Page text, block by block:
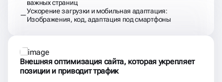
важных страниц
Ускорение загрузки и мобильная адаптация:
Изображения, код, адаптация под смартфоны
Внешняя оптимизация сайта, которая укрепляет
позиции и приводит трафик